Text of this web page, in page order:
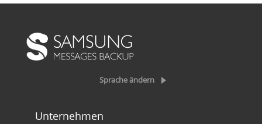
Sprache ändern
Unternehmen